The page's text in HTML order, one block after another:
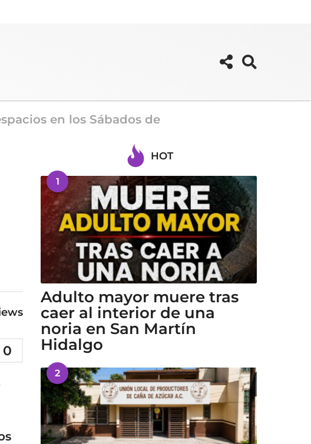
en los Sábados de
0
HOT
1
Adulto mayor muere tras
caer al interior de una
noria en San Martín
Hidalgo
2